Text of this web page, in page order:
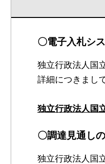
〇電子入札シ
独立行政法人国
詳細につきまし
独立行政法人国
〇調達見通し
独立行政法人国